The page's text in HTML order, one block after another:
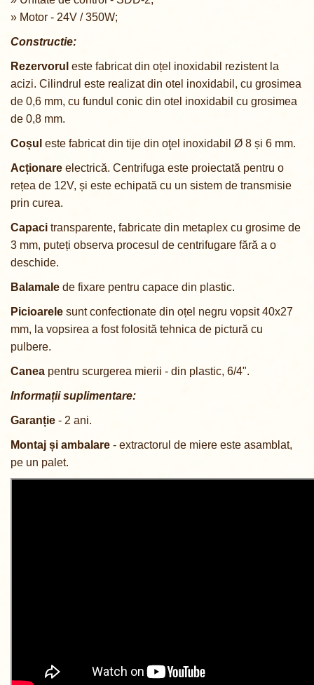
» Motor - 24V / 350W;
Constructie:
Rezervorul este fabricat din oțel inoxidabil rezistent la
acizi. Cilindrul este realizat din otel inoxidabil, cu grosimea
de 0,6 mm, cu fundul conic din otel inoxidabil cu grosimea
de 0,8 mm.
Coșul este fabricat din tije din oţel inoxidabil Ø 8 și 6 mm.
Acționare electrică. Centrifuga este proiectată pentru o
rețea de 12V, și este echipată cu un sistem de transmisie
prin curea.
Capaci transparente, fabricate din metaplex cu grosime de
3 mm, puteți observa procesul de centrifugare fără a o
deschide.
Balamale de fixare pentru capace din plastic.
Picioarele sunt confectionate din oțel negru vopsit 40x27
mm, la vopsirea a fost folosită tehnica de pictură cu
pulbere.
Canea pentru scurgerea mierii - din plastic, 6/4".
Informații suplimentare:
Garanție - 2 ani.
Montaj și ambalare - extractorul de miere este asamblat,
pe un palet.